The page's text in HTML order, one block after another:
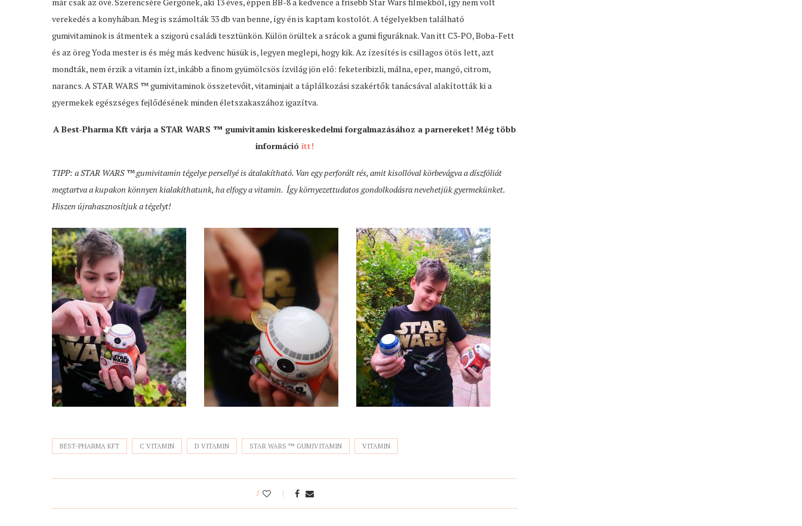
verekedés a konyhában. Meg is számolták 33 db van benne, így én is kaptam kostolót. A tégelyekben található
gumivitaminok is átmentek a szigorú családi tesztünkön. Külön örültek a srácok a gumi figuráknak. Van itt C3-PO, Boba-Fett
és az öreg Yoda mester is és még más kedvenc hüsük is, legyen meglepi, hogy kik. Az ízesítés is csillagos ötös lett, azt
mondták, nem érzik a vitamin ízt, inkább a finom gyümölcsös ízvilág jön elő: feketeribizli, málna, eper, mangó, citrom,
narancs. A STAR WARS ™ gumivitaminok összetevőit, vitaminjait a táplálkozási szakértők tanácsával alakították ki a
gyermekek egészséges fejlődésének minden életszakaszához igazítva.
A Best-Pharma Kft várja a STAR WARS ™ gumivitamin kiskereskedelmi forgalmazásához a parnereket! Még több
információitt!
TIPP: a STAR WARS ™ gumivitamin tégelye persellyé is átalakítható. Van egy perforált rés, amit kisollóval körbevágva a díszfóliát
megtartva a kupakon könnyen kialakíthatunk, ha elfogy a vitamin. Így környezettudatos gondolkodásra nevehetjük gyermekünket.
Hiszen újrahasznosítjuk a tégelyt!
BEST-PHARMA KFT C VITAMIN D VITAMIN STAR WARS ™ GUMIVITAMIN VITAMIN
1